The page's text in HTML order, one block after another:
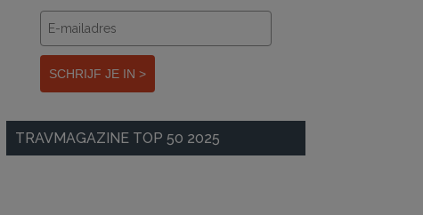
SCHRIJF JE IN >
TRAVMAGAZINE TOP 50 2025